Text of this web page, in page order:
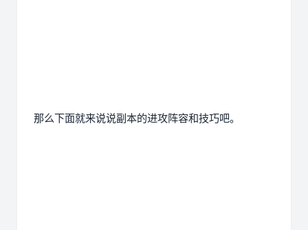
那么下面就来说说副本的进攻阵容和技巧吧。